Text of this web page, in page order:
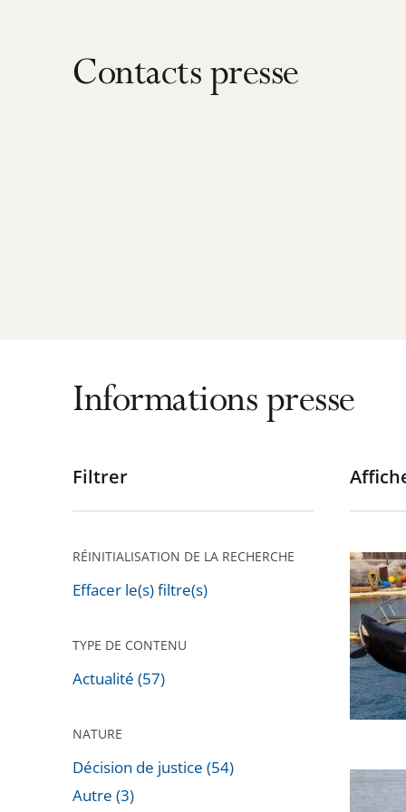
Contacts presse
Informations presse
Passer
pour
après
Filtrer
RÉINITIALISATION DE LA RECHERCHE
Effacer le(s) filtre(s)
TYPE DE CONTENU
Actualité (57)
NATURE
Décision de justice (54)
Autre (3)
Cétacés
en
:
la
actuelle
déjà